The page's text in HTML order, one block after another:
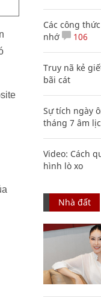
Các công
nhớ
106
Truy nã kẻ
bãi cát
Sự tích ngày
tháng 7 âm
Video: Cách
hình lò xo
Nhà đất